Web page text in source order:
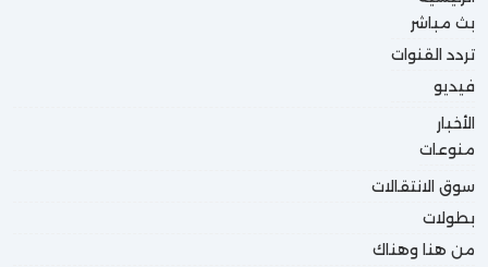
بث مباشر
تردد القنوات
فيديو
الأخبار
منوعات
سوق الانتقالات
بطولات
من هنا وهناك